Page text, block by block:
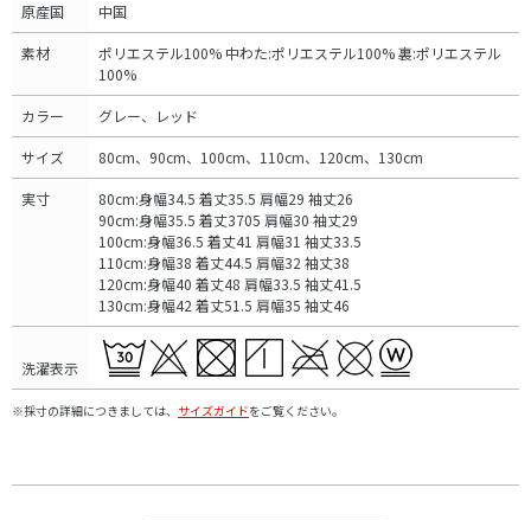
原産国 中国
素材
ポリエステル100% 中わた:ポリエステル100% 裏:ポリエステル
100%
カラー グレー、レッド
サイズ 80cm、90cm、100cm、110cm、120cm、130cm
実寸
80cm:身幅34.5 着丈35.5 肩幅29 袖丈26
90cm:身幅35.5 着丈3705 肩幅30 袖丈29
100cm:身幅36.5 着丈41 肩幅31 袖丈33.5
110cm:身幅38 着丈44.5 肩幅32 袖丈38
120cm:身幅40 着丈48 肩幅33.5 袖丈41.5
130cm:身幅42 着丈51.5 肩幅35 袖丈46
洗濯表示
※採寸の詳細につきましては、 サイズガイドをご覧ください。